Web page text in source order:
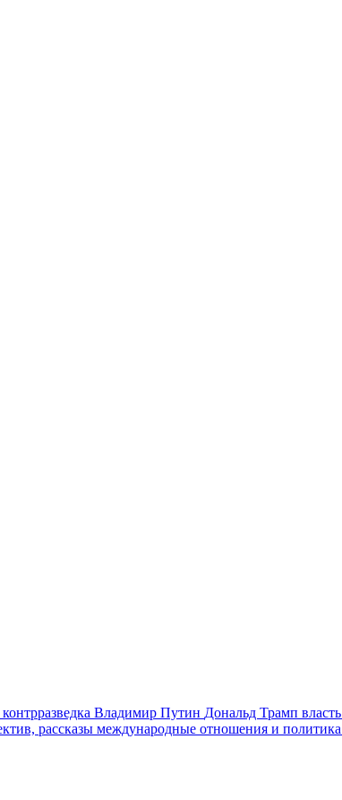
Владимир Путин Дональд Трамп власть
рассказы международные отношения и политика